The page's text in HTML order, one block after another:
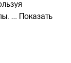
... Показать